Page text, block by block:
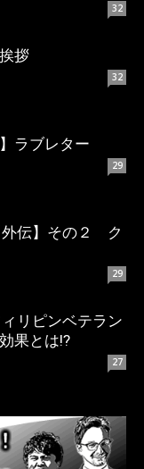
32
拶
32
ラブレター
29
外伝】その２ ク
29
リピンベテラン
果とは!?
27